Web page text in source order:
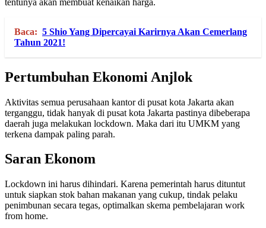
Baca: 5 Shio Yang Dipercayai Karirnya Akan Cemerlang
Tahun 2021!
Pertumbuhan Ekonomi Anjlok
Aktivitas semua perusahaan kantor di pusat kota Jakarta akan
terganggu, tidak hanyak di pusat kota Jakarta pastinya dibeberapa
daerah juga melakukan lockdown. Maka dari itu UMKM yang
terkena dampak paling parah.
Saran Ekonom
Lockdown ini harus dihindari. Karena pemerintah harus dituntut
untuk siapkan stok bahan makanan yang cukup, tindak pelaku
penimbunan secara tegas, optimalkan skema pembelajaran work
from home.